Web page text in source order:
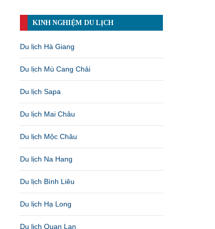
KINH NGHIỆM DU LỊCH
Du lịch Hà Giang
Du lịch Mù Cang Chải
Du lịch Sapa
Du lịch Mai Châu
Du lịch Mộc Châu
Du lịch Na Hang
Du lịch Bình Liêu
Du lịch Hạ Long
Du lịch Quan Lạn